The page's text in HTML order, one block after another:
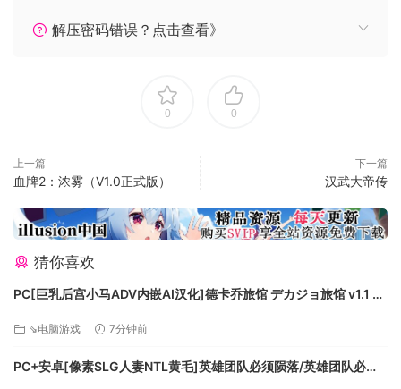
死灵族 (Necroids) 是一种高智慧的不死物种，它们将不死的能
建立兴盛繁荣的帝国，并为其他物种繁盛发展的地方带来消
亡！
系列的全新肖像、民政、船舰套组和装饰物件，另外还有独特
的“噬尸”起源。
解压密码错误？点击查看》
0 0
上一篇
血牌2：浓雾（V1.0正式版）
下一篇
汉武大帝传
猜你喜欢
PC[巨乳后宫小马ADV内嵌AI汉化]德卡乔旅馆 デカジョ旅馆 v1.1 全
⇘电脑游戏 7分钟前
PC+安卓[像素SLG人妻NTL黄毛]英雄团队必须陨落/英雄团队必须